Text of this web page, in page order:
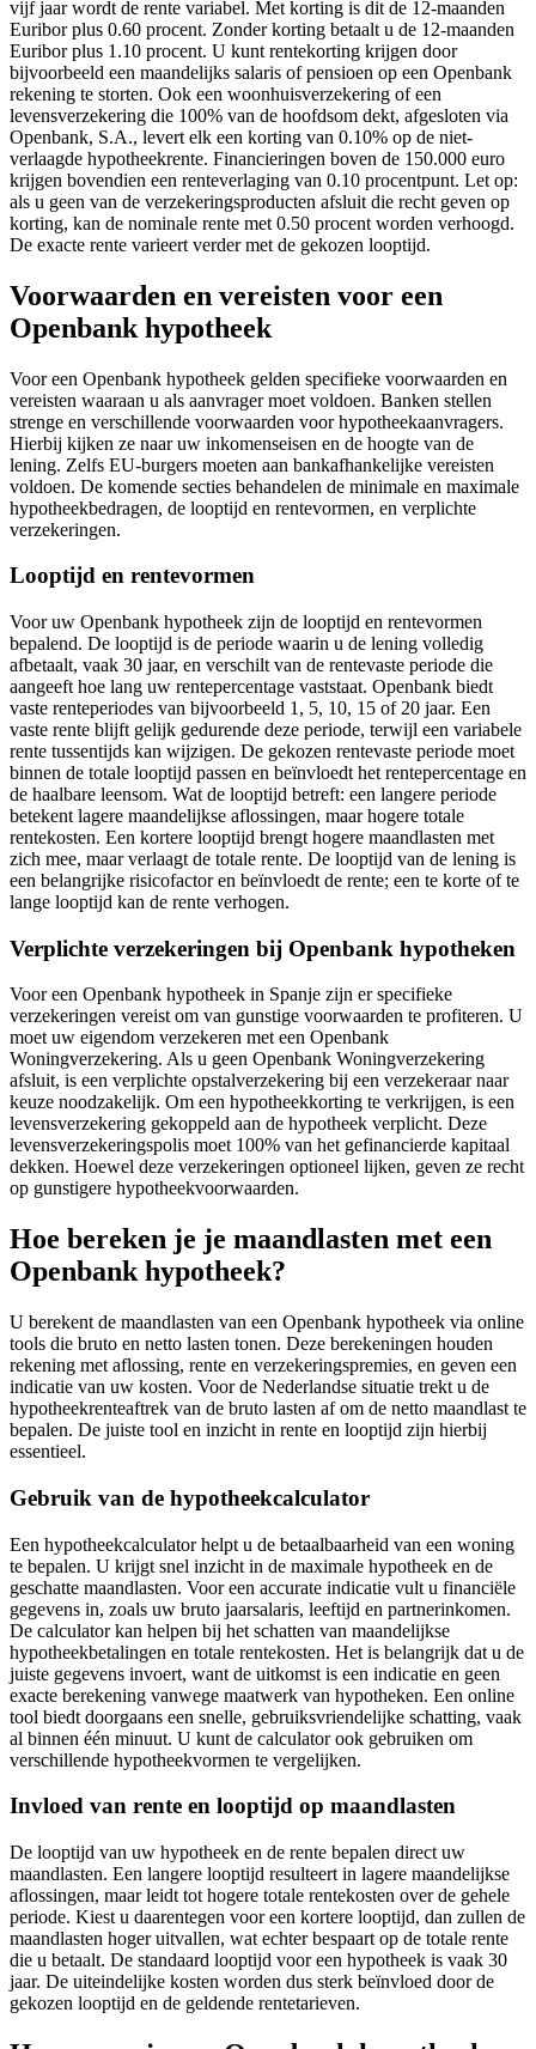
vijf jaar wordt de rente variabel. Met korting is dit de 12-maanden
Euribor plus 0.60 procent. Zonder korting betaalt u de 12-maanden
Euribor plus 1.10 procent. U kunt rentekorting krijgen door
bijvoorbeeld een maandelijks salaris of pensioen op een Openbank
rekening te storten. Ook een woonhuisverzekering of een
levensverzekering die 100% van de hoofdsom dekt, afgesloten via
Openbank, S.A., levert elk een korting van 0.10% op de niet-
verlaagde hypotheekrente. Financieringen boven de 150.000 euro
krijgen bovendien een renteverlaging van 0.10 procentpunt. Let op:
als u geen van de verzekeringsproducten afsluit die recht geven op
korting, kan de nominale rente met 0.50 procent worden verhoogd.
De exacte rente varieert verder met de gekozen looptijd.
Voorwaarden en vereisten voor een
Openbank hypotheek
Voor een Openbank hypotheek gelden specifieke voorwaarden en
vereisten waaraan u als aanvrager moet voldoen. Banken stellen
strenge en verschillende voorwaarden voor hypotheekaanvragers.
Hierbij kijken ze naar uw inkomenseisen en de hoogte van de
lening. Zelfs EU-burgers moeten aan bankafhankelijke vereisten
voldoen. De komende secties behandelen de minimale en maximale
hypotheekbedragen, de looptijd en rentevormen, en verplichte
verzekeringen.
Looptijd en rentevormen
Voor uw Openbank hypotheek zijn de looptijd en rentevormen
bepalend. De looptijd is de periode waarin u de lening volledig
afbetaalt, vaak 30 jaar, en verschilt van de rentevaste periode die
aangeeft hoe lang uw rentepercentage vaststaat. Openbank biedt
vaste renteperiodes van bijvoorbeeld 1, 5, 10, 15 of 20 jaar. Een
vaste rente blijft gelijk gedurende deze periode, terwijl een variabele
rente tussentijds kan wijzigen. De gekozen rentevaste periode moet
binnen de totale looptijd passen en beïnvloedt het rentepercentage en
de haalbare leensom. Wat de looptijd betreft: een langere periode
betekent lagere maandelijkse aflossingen, maar hogere totale
rentekosten. Een kortere looptijd brengt hogere maandlasten met
zich mee, maar verlaagt de totale rente. De looptijd van de lening is
een belangrijke risicofactor en beïnvloedt de rente; een te korte of te
lange looptijd kan de rente verhogen.
Verplichte verzekeringen bij Openbank hypotheken
Voor een Openbank hypotheek in Spanje zijn er specifieke
verzekeringen vereist om van gunstige voorwaarden te profiteren. U
moet uw eigendom verzekeren met een Openbank
Woningverzekering. Als u geen Openbank Woningverzekering
afsluit, is een verplichte opstalverzekering bij een verzekeraar naar
keuze noodzakelijk. Om een hypotheekkorting te verkrijgen, is een
levensverzekering gekoppeld aan de hypotheek verplicht. Deze
levensverzekeringspolis moet 100% van het gefinancierde kapitaal
dekken. Hoewel deze verzekeringen optioneel lijken, geven ze recht
op gunstigere hypotheekvoorwaarden.
Hoe bereken je je maandlasten met een
Openbank hypotheek?
U berekent de maandlasten van een Openbank hypotheek via online
tools die bruto en netto lasten tonen. Deze berekeningen houden
rekening met aflossing, rente en verzekeringspremies, en geven een
indicatie van uw kosten. Voor de Nederlandse situatie trekt u de
hypotheekrenteaftrek van de bruto lasten af om de netto maandlast te
bepalen. De juiste tool en inzicht in rente en looptijd zijn hierbij
essentieel.
Gebruik van de hypotheekcalculator
Een hypotheekcalculator helpt u de betaalbaarheid van een woning
te bepalen. U krijgt snel inzicht in de maximale hypotheek en de
geschatte maandlasten. Voor een accurate indicatie vult u financiële
gegevens in, zoals uw bruto jaarsalaris, leeftijd en partnerinkomen.
De calculator kan helpen bij het schatten van maandelijkse
hypotheekbetalingen en totale rentekosten. Het is belangrijk dat u de
juiste gegevens invoert, want de uitkomst is een indicatie en geen
exacte berekening vanwege maatwerk van hypotheken. Een online
tool biedt doorgaans een snelle, gebruiksvriendelijke schatting, vaak
al binnen één minuut. U kunt de calculator ook gebruiken om
verschillende hypotheekvormen te vergelijken.
Invloed van rente en looptijd op maandlasten
De looptijd van uw hypotheek en de rente bepalen direct uw
maandlasten. Een langere looptijd resulteert in lagere maandelijkse
aflossingen, maar leidt tot hogere totale rentekosten over de gehele
periode. Kiest u daarentegen voor een kortere looptijd, dan zullen de
maandlasten hoger uitvallen, wat echter bespaart op de totale rente
die u betaalt. De standaard looptijd voor een hypotheek is vaak 30
jaar. De uiteindelijke kosten worden dus sterk beïnvloed door de
gekozen looptijd en de geldende rentetarieven.